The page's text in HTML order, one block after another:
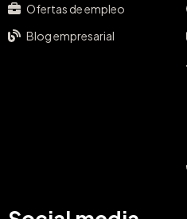
Ofertas de empleo
Blog empresarial